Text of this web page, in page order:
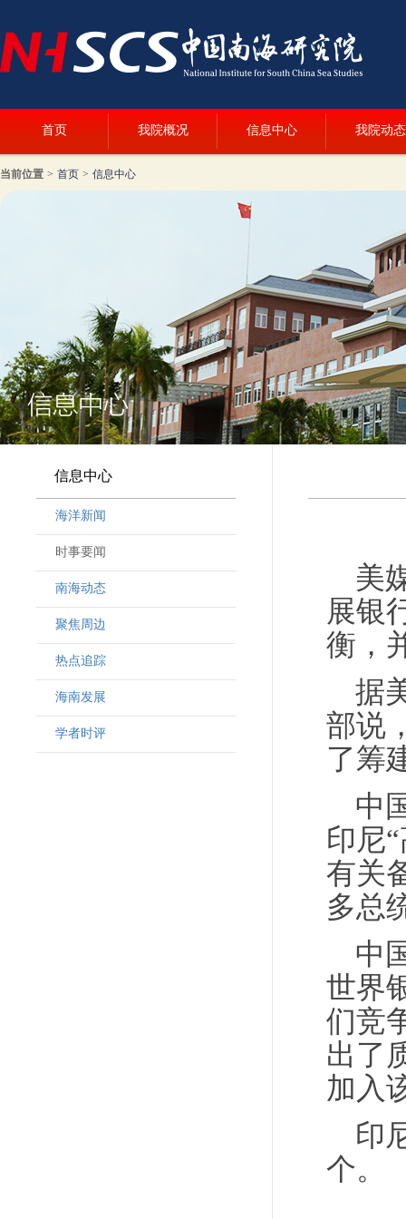
首页 我院概况 信息中心 我院动态
当前位置 > 首页 > 信息中心
信息中心
海洋新闻
时事要闻
南海动态
聚焦周边
热点追踪
海南发展
学者时评
美
展银
衡，
据
部说
了筹
中
印尼
有关
多总
中
世界
们竞
出了
加入
印
个。